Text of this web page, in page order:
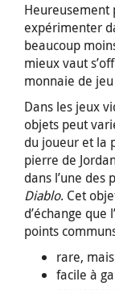
Heureusement
expérimenter
beaucoup
mieux vaut
monnaie de
Dans les jeux
objets peut
du joueur et la
pierre de
dans l’une des
Diablo. Cet
d’échange que
points
rare,
facile à